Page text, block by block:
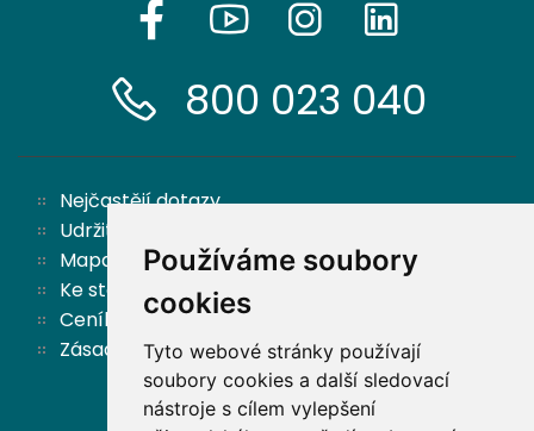
Používáme soubory
cookies
Tyto webové stránky používají
soubory cookies a další sledovací
nástroje s cílem vylepšení
800 023 040
Nejčastějí dotazy
Udržitelnost
Mapa stránek
Ke stažení
Ceník
Zásady ochrany osobních údajů a cookies
Zpět nahoru